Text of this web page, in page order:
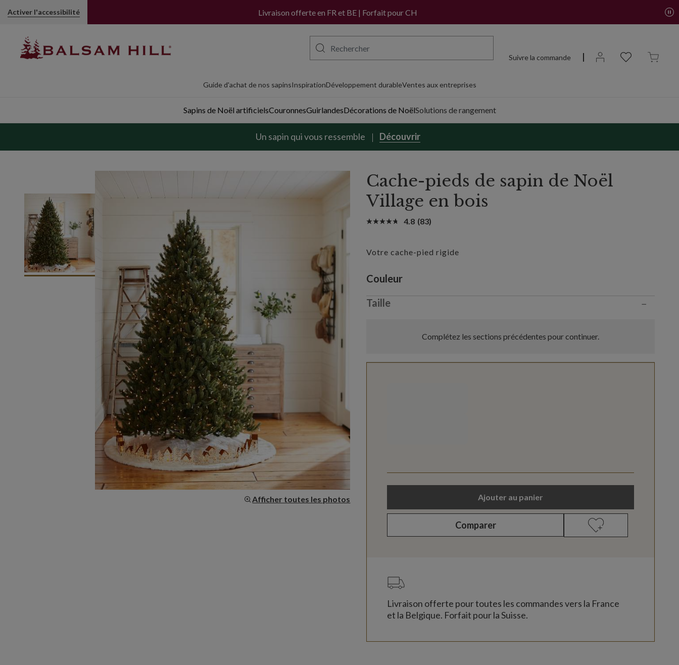
Activer l'accessibilité Livraison offerte en FR et BE | Forfait pour CH
Suivre la commande
Guide d'achat de nos sapinsInspirationDéveloppement durableVentes aux entreprises
Sapins de Noël artificielsCouronnesGuirlandesDécorations de NoëlSolutions de rangement
Un sapin qui vous ressemble Découvrir
Afficher toutes les photos
Cache-pieds de sapin de Noël
Village en bois
4.8 (83)
Votre cache-pied rigide
Variant selection
Couleur
Taille
−
Complétez les sections précédentes pour continuer.
Ajouter au panier
Comparer
Livraison offerte pour toutes les commandes vers la France
et la Belgique. Forfait pour la Suisse.